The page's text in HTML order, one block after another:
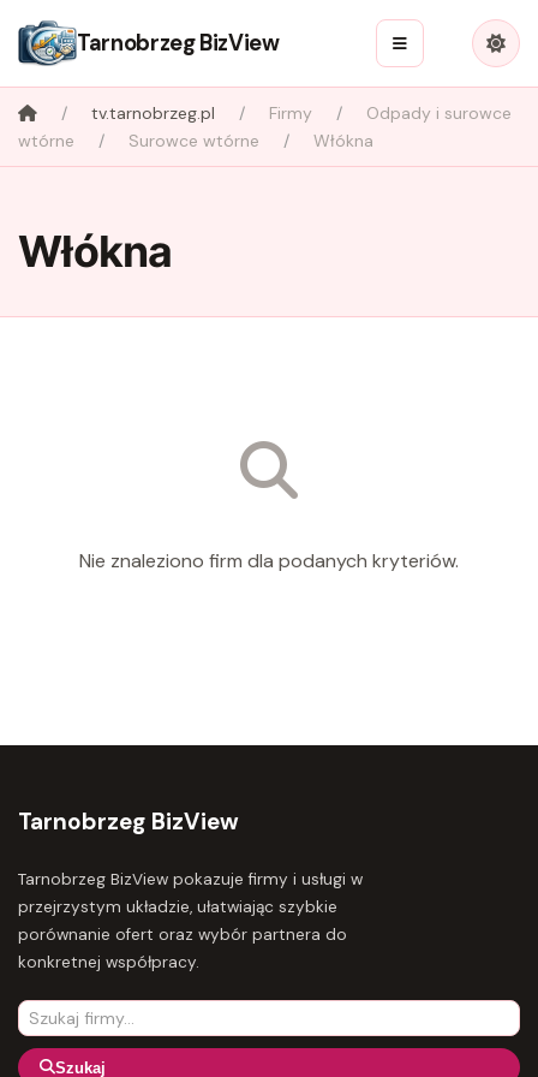
Tarnobrzeg BizView
tv.tarnobrzeg.pl Firmy
Odpady i surowce
wtórne
Surowce wtórne Włókna
Włókna
Nie znaleziono firm dla podanych kryteriów.
Tarnobrzeg BizView
Tarnobrzeg BizView pokazuje firmy i usługi w
przejrzystym układzie, ułatwiając szybkie
porównanie ofert oraz wybór partnera do
konkretnej współpracy.
Szukaj